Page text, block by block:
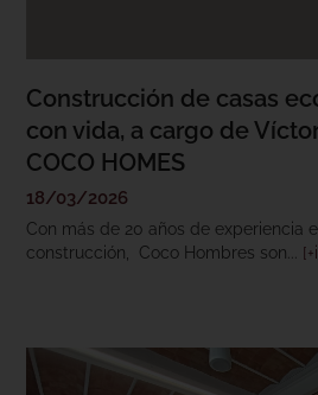
Construcción de casas
con vida, a cargo de
COCO HOMES
18/03/2026
Con más de 20 años de experiencia
construcción, Coco Hombres son...